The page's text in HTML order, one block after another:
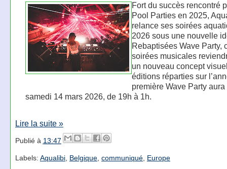
Fort du succès rencontré
Pool Parties en 2025,
relance ses soirées
2026 sous une nouvelle
Rebaptisées Wave Party,
soirées musicales
un nouveau concept
éditions réparties sur
première Wave Party
samedi 14 mars 2026, de 19h à 1h.
Lire la suite »
Publié à 13:47
Labels: Aqualibi, Belgique, communiqué, Europe